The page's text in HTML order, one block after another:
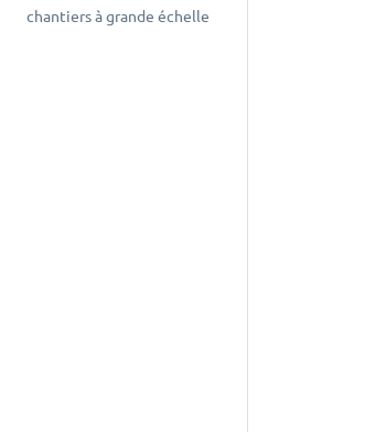
chantiers à grande échelle